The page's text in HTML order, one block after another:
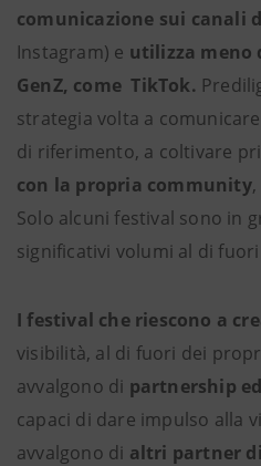
comunicazione sui canali
Instagram) e utilizza meno
GenZ, come TikTok.
strategia volta a
di riferimento, a coltivare
con la propria community
Solo alcuni festival sono in
significativi volumi al di
I festival che riescono a
visibilità, al di fuori dei
avvalgono di partnership
capaci di dare impulso alla
avvalgono di altri partner